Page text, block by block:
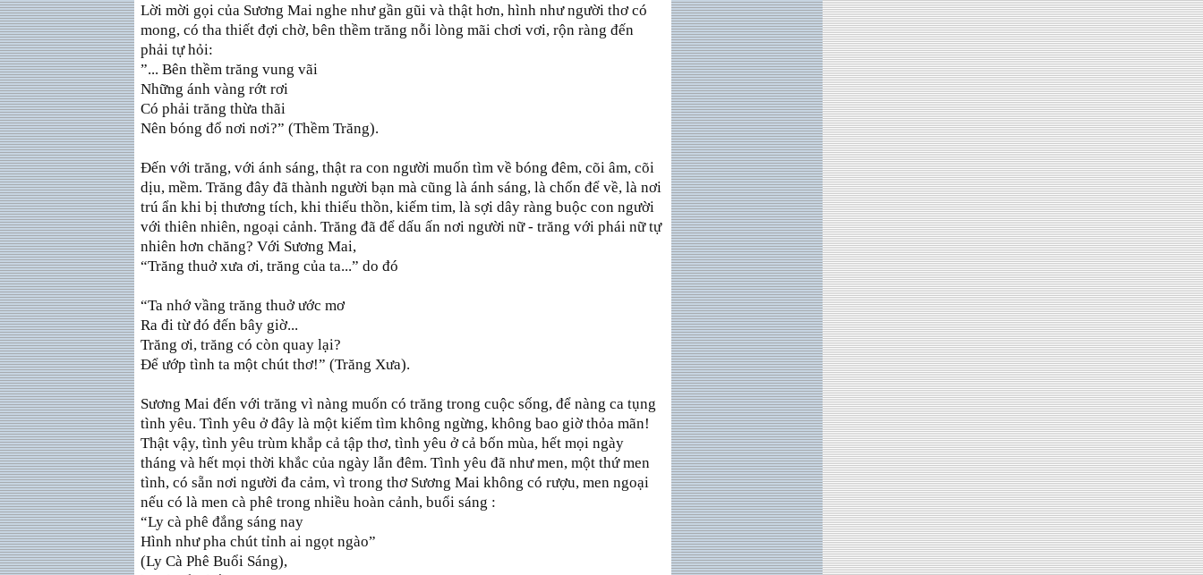
Lời mời gọi của Sương Mai nghe như gần gũi và thật hơn, hình như người thơ có
mong, có tha thiết đợi chờ, bên thềm trăng nỗi lòng mãi chơi vơi, rộn ràng đến
phải tự hỏi:
”... Bên thềm trăng vung vãi
Những ánh vàng rớt rơi
Có phải trăng thừa thãi
Nên bóng đổ nơi nơi?” (Thềm Trăng).
Ðến với trăng, với ánh sáng, thật ra con người muốn tìm về bóng đêm, cõi âm, cõi
dịu, mềm. Trăng đây đã thành người bạn mà cũng là ánh sáng, là chốn để về, là nơi
trú ẩn khi bị thương tích, khi thiếu thồn, kiếm tim, là sợi dây ràng buộc con người
với thiên nhiên, ngoại cảnh. Trăng đã để dấu ấn nơi người nữ - trăng với phái nữ tự
nhiên hơn chăng? Với Sương Mai,
“Trăng thuở xưa ơi, trăng của ta...” do đó
“Ta nhớ vầng trăng thuở ước mơ
Ra đi từ đó đến bây giờ...
Trăng ơi, trăng có còn quay lại?
Ðể ướp tình ta một chút thơ!” (Trăng Xưa).
Sương Mai đến với trăng vì nàng muốn có trăng trong cuộc sống, để nàng ca tụng
tình yêu. Tình yêu ở đây là một kiếm tìm không ngừng, không bao giờ thỏa mãn!
Thật vậy, tình yêu trùm khắp cả tập thơ, tình yêu ở cả bốn mùa, hết mọi ngày
tháng và hết mọi thời khắc của ngày lẫn đêm. Tình yêu đã như men, một thứ men
tình, có sẵn nơi người đa cảm, vì trong thơ Sương Mai không có rượu, men ngoại
nếu có là men cà phê trong nhiều hoàn cảnh, buổi sáng :
“Ly cà phê đắng sáng nay
Hình như pha chút tỉnh ai ngọt ngào”
(Ly Cà Phê Buổi Sáng),